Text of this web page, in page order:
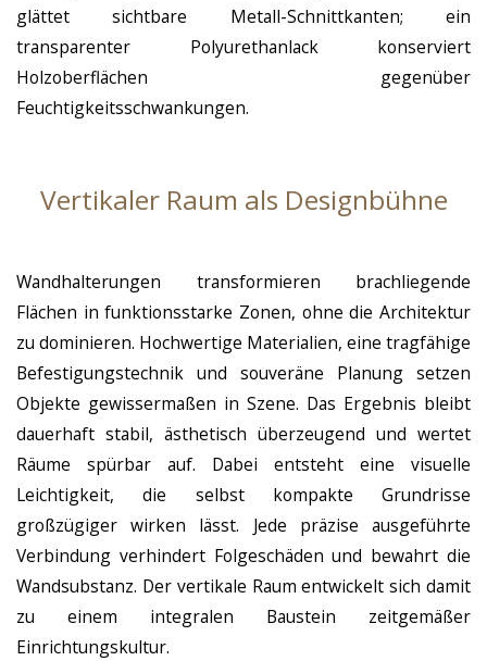
glättet sichtbare Metall-Schnittkanten; ein
transparenter Polyurethanlack konserviert
Holzoberflächen gegenüber
Feuchtigkeitsschwankungen.
Vertikaler Raum als Designbühne
Wandhalterungen transformieren brachliegende
Flächen in funktionsstarke Zonen, ohne die Architektur
zu dominieren. Hochwertige Materialien, eine tragfähige
Befestigungstechnik und souveräne Planung setzen
Objekte gewissermaßen in Szene. Das Ergebnis bleibt
dauerhaft stabil, ästhetisch überzeugend und wertet
Räume spürbar auf. Dabei entsteht eine visuelle
Leichtigkeit, die selbst kompakte Grundrisse
großzügiger wirken lässt. Jede präzise ausgeführte
Verbindung verhindert Folgeschäden und bewahrt die
Wandsubstanz. Der vertikale Raum entwickelt sich damit
zu einem integralen Baustein zeitgemäßer
Einrichtungskultur.